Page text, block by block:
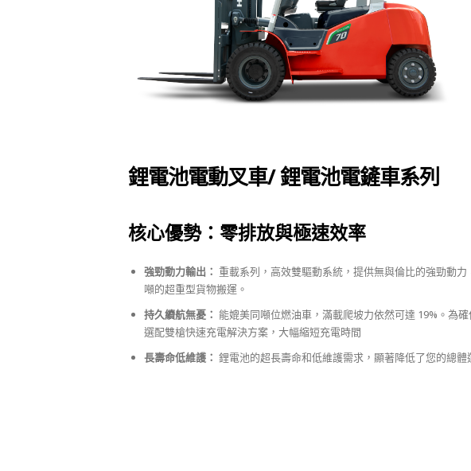
鋰電池電動叉車/ 鋰電池電鏟車系列
核心優勢：零排放與極速效率
強勁動力輸出： 重載系列，高效雙驅動系統，提供無與倫比的強勁動力
噸的超重型貨物搬運。
持久續航無憂： 能媲美同噸位燃油車，滿載爬坡力依然可達 19%。為
選配雙槍快速充電解決方案，大幅縮短充電時間
長壽命低維護： 鋰電池的超長壽命和低維護需求，顯著降低了您的總體